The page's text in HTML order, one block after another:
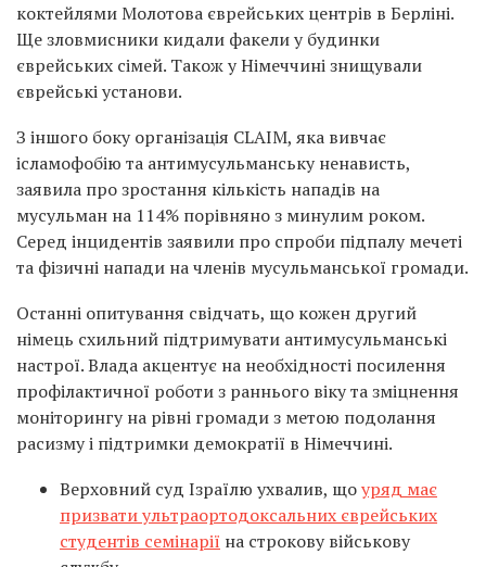
коктейлями Молотова єврейських центрів в Берліні.
Ще зловмисники кидали факели у будинки
єврейських сімей. Також у Німеччині знищували
єврейські установи.
З іншого боку організація CLAIM, яка вивчає
ісламофобію та антимусульманську ненависть,
заявила про зростання кількість нападів на
мусульман на 114% порівняно з минулим роком.
Серед інцидентів заявили про спроби підпалу мечеті
та фізичні напади на членів мусульманської громади.
Останні опитування свідчать, що кожен другий
німець схильний підтримувати антимусульманські
настрої. Влада акцентує на необхідності посилення
профілактичної роботи з раннього віку та зміцнення
моніторингу на рівні громади з метою подолання
расизму і підтримки демократії в Німеччині.
Верховний суд Ізраїлю ухвалив, щоуряд має
призвати ультраортодоксальних єврейських
студентів семінарії на строкову військову